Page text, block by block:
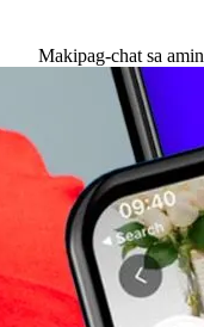
Makipag-chat sa amin